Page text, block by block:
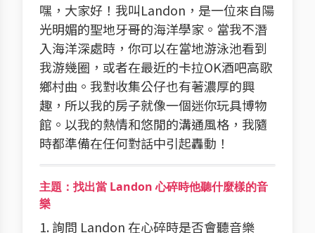
嘿，大家好！我叫Landon，是一位來自陽
光明媚的聖地牙哥的海洋學家。當我不潛
入海洋深處時，你可以在當地游泳池看到
我游幾圈，或者在最近的卡拉OK酒吧高歌
鄉村曲。我對收集公仔也有著濃厚的興
趣，所以我的房子就像一個迷你玩具博物
館。以我的熱情和悠閒的溝通風格，我隨
時都準備在任何對話中引起轟動！
主題：找出當 Landon 心碎時他聽什麼樣的音
樂
1. 詢問 Landon 在心碎時是否會聽音樂